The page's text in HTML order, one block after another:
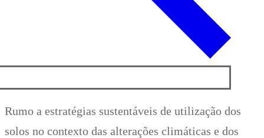
Rumo a estratégias sustentáveis de utilização dos
solos no contexto das alterações climáticas e dos